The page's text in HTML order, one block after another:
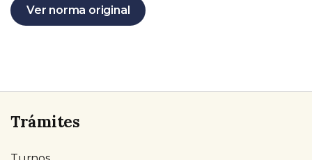
Ver norma original
Trámites